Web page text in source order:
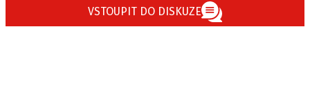
VSTOUPIT DO DISKUZE